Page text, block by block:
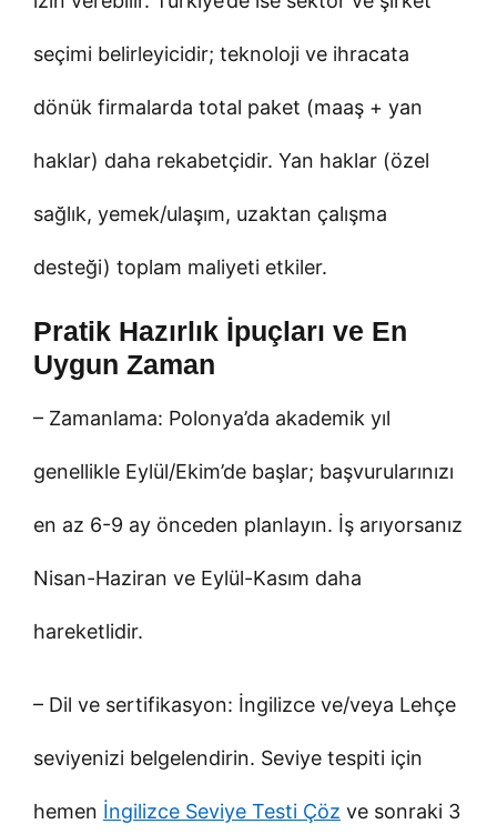
seçimi belirleyicidir; teknoloji ve ihracata
dönük firmalarda total paket (maaş + yan
haklar) daha rekabetçidir. Yan haklar (özel
sağlık, yemek/ulaşım, uzaktan çalışma
desteği) toplam maliyeti etkiler.
Pratik Hazırlık İpuçları ve En
Uygun Zaman
– Zamanlama: Polonya’da akademik yıl
genellikle Eylül/Ekim’de başlar; başvurularınızı
en az 6-9 ay önceden planlayın. İş arıyorsanız
Nisan-Haziran ve Eylül-Kasım daha
hareketlidir.
– Dil ve sertifikasyon: İngilizce ve/veya Lehçe
seviyenizi belgelendirin. Seviye tespiti için
hemen İngilizce Seviye Testi Çöz ve sonraki 3